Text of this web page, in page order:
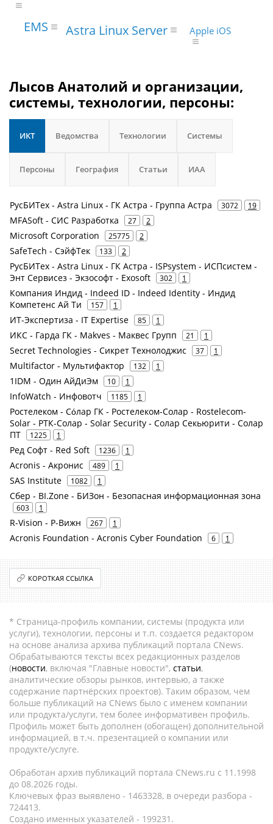
EMS Astra Linux Server Apple iOS
Лысов Анатолий и организации,
системы, технологии, персоны:
ИКТ Ведомства Технологии Системы
Персоны География Статьи ИАА
РусБИТех - Astra Linux - ГК Астра - Группа Астра 3072 19
MFASoft - СИС Разработка 27 2
Microsoft Corporation 25775 2
SafeTech - СэйфТек 133 2
РусБИТех - Astra Linux - ГК Астра - ISPsystem - ИСПсистем -
Энт Сервисез - Экзософт - Exosoft
302 1
Компания Индид - Indeed ID - Indeed Identity - Индид
Компетенс Ай Ти
157 1
ИТ-Экспертиза - IT Expertise 85 1
ИКС - Гарда ГК - Makves - Маквес Групп 21 1
Secret Technologies - Сикрет Технолоджис 37 1
Multifactor - Мультифактор 132 1
1IDM - Один АйДиЭм 10 1
InfoWatch - Инфовотч 1185 1
Ростелеком - Сόлар ГК - Ростелеком-Солар - Rostelecom-
Solar - РТК-Солар - Solar Security - Солар Секьюрити - Солар
ПТ
1225 1
Ред Софт - Red Soft 1236 1
Acronis - Акронис 489 1
SAS Institute 1082 1
Сбер - BI.Zone - БИЗон - Безопасная информационная зона
603 1
R-Vision - Р-Вижн 267 1
Acronis Foundation - Acronis Cyber Foundation 6 1
КОРОТКАЯ ССЫЛКА
* Страница-профиль компании, системы (продукта или
услуги), технологии, персоны и т.п. создается редактором
на основе анализа архива публикаций портала CNews.
Обрабатываются тексты всех редакционных разделов
(новости, включая "Главные новости", статьи,
аналитические обзоры рынков, интервью, а также
содержание партнёрских проектов). Таким образом, чем
больше публикаций на CNews было с именем компании
или продукта/услуги, тем более информативен профиль.
Профиль может быть дополнен (обогащен) дополнительной
информацией, в т.ч. презентацией о компании или
продукте/услуге.
Обработан архив публикаций портала CNews.ru c 11.1998
до 08.2026 годы.
Ключевых фраз выявлено - 1463328, в очереди разбора -
724413.
Создано именных указателей - 199231.